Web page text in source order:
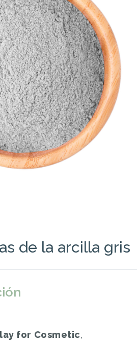
de la arcilla gris
for Cosmetic,